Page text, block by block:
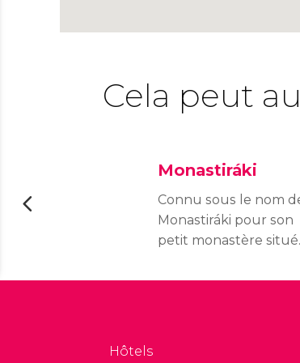
Cela peut
Monastiráki
Connu sous le nom
Monastiráki pour son
petit monastère situé
nom, Monastiráki et
Hôtels